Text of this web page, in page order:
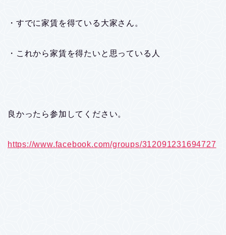
・すでに家賃を得ている大家さん。
・これから家賃を得たいと思っている人
良かったら参加してください。
https://www.facebook.com/groups/312091231694727